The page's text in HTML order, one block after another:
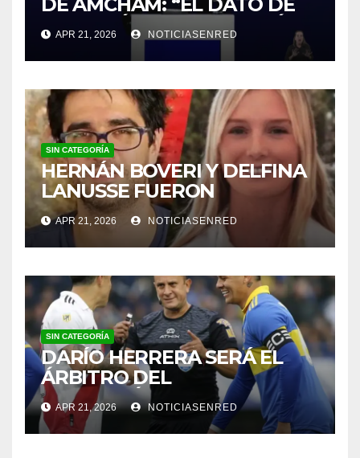
INFLACIÓN NO ME GUSTÓ”
APR 21, 2026 NOTICIASENRED
SIN CATEGORÍA
HERNÁN BOVERI Y DELFINA
LANUSSE FUERON
INHABILITADOS PARA
EJERCER COMO MÉDICOS
APR 21, 2026 NOTICIASENRED
SIN CATEGORÍA
DARÍO HERRERA SERÁ EL
ÁRBITRO DEL
SUPERCLÁSICO EN EL
MONUMENTAL
APR 21, 2026 NOTICIASENRED